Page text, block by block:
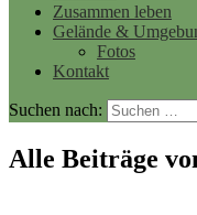
Zusammen leben
Gelände &
Fotos
Kontakt
Suchen nach:
Alle Beiträge